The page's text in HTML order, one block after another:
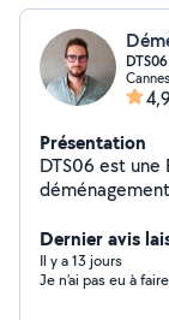
DTS06
Présentation
DTS06 est une
équipe expérimentée. Devis gratuit
mesure. Zones desservies : bassin cannois, Alpes-
Maritimes région
Dernier avis
Il y a 13 jours
Je n’ai pas eu à